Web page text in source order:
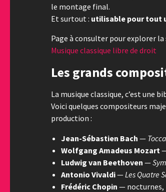
le montage final.
Et surtout : utilisable pour tout
Page à consulter pour explorer
Musique classique libre de droit
Les grands
La musique classique, c’est une
Voici quelques compositeurs
production :
Jean-Sébastien Bach —
Wolfgang Amadeus Mozart
Ludwig van Beethoven —
Antonio Vivaldi—Les Quatre
Frédéric Chopin — nocturnes,